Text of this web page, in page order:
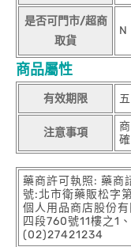
是否可門市/超商
取貨
N
商品屬性
有效期限
注意事項
藥商許可執照: 藥
號:北市衛藥販松字
個人用品商店股份
四段760號11樓之1
(02)27421234